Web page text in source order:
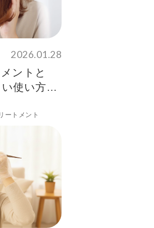
2026.01.28
ントと
使い方ま
ートメント